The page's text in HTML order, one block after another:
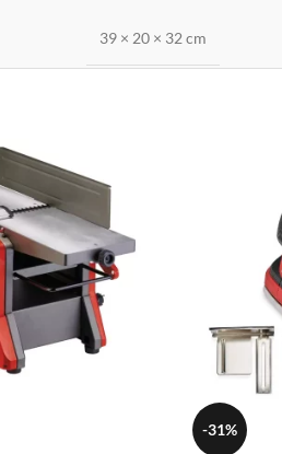
39 × 20 × 32 cm
-31%